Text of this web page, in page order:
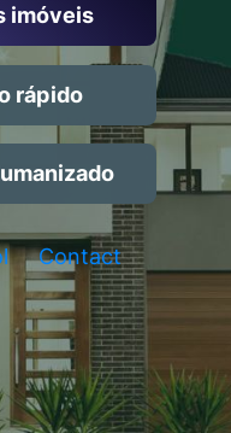
imóveis
rápido
Contact